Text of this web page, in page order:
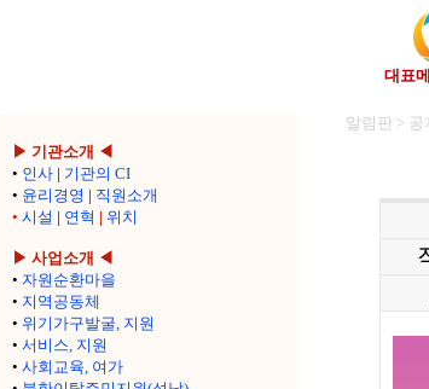
대표
▶ 기관소개 ◀
• 인사 | 기관의 CI
• 윤리경영 | 직원소개
• 시설 | 연혁 | 위치
▶ 사업소개 ◀
• 자원순환마을
• 지역공동체
• 위기가구발굴, 지원
• 서비스, 지원
• 사회교육, 여가
알림판 > 공